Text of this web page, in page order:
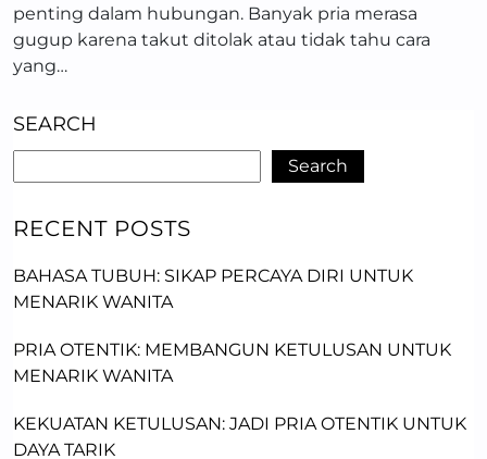
penting dalam hubungan. Banyak pria merasa
gugup karena takut ditolak atau tidak tahu cara
yang…
SEARCH
Search
RECENT POSTS
BAHASA TUBUH: SIKAP PERCAYA DIRI UNTUK
MENARIK WANITA
PRIA OTENTIK: MEMBANGUN KETULUSAN UNTUK
MENARIK WANITA
KEKUATAN KETULUSAN: JADI PRIA OTENTIK UNTUK
DAYA TARIK